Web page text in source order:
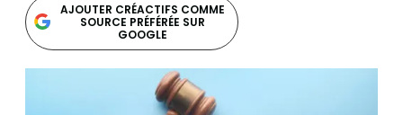
AJOUTER CRÉACTIFS COMME
SOURCE PRÉFÉRÉE SUR
GOOGLE